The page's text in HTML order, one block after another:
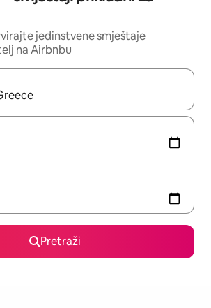
jedinstvene smještaje
na Airbnbu
rezultati, moći ćete ih pregledati
Pretraži